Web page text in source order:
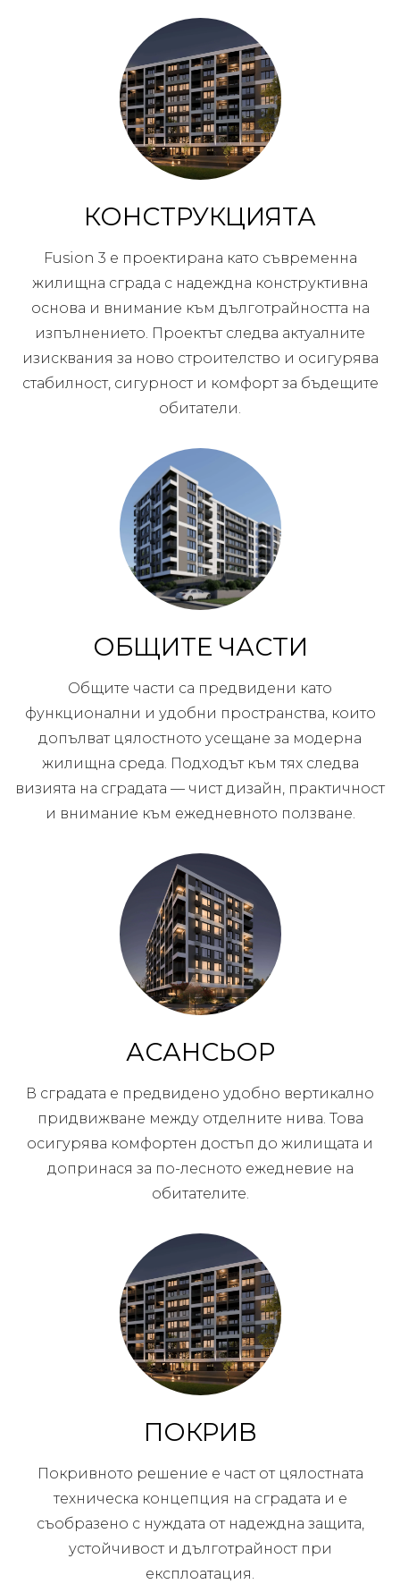
КОНСТРУКЦИЯТА
Fusion 3 е проектирана като съвременна
жилищна сграда с надеждна конструктивна
основа и внимание към дълготрайността на
изпълнението. Проектът следва актуалните
изисквания за ново строителство и осигурява
стабилност, сигурност и комфорт за бъдещите
обитатели.
ОБЩИТЕ ЧАСТИ
Общите части са предвидени като
функционални и удобни пространства, които
допълват цялостното усещане за модерна
жилищна среда. Подходът към тях следва
визията на сградата — чист дизайн, практичност
и внимание към ежедневното ползване.
АСАНСЬОР
В сградата е предвидено удобно вертикално
придвижване между отделните нива. Това
осигурява комфортен достъп до жилищата и
допринася за по-лесното ежедневие на
обитателите.
ПОКРИВ
Покривното решение е част от цялостната
техническа концепция на сградата и е
съобразено с нуждата от надеждна защита,
устойчивост и дълготрайност при
експлоатация.